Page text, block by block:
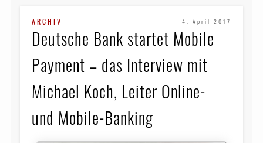
ARCHIV 4. April 2017
Deutsche Bank startet Mobile
Payment – das Interview mit
Michael Koch, Leiter Online-
und Mobile-Banking